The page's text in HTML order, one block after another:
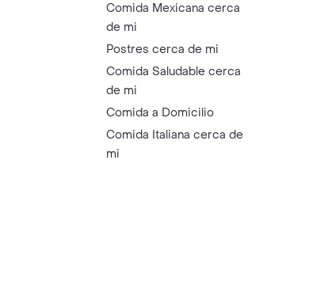
Comida Mexicana cerca
de mi
Postres cerca de mi
Comida Saludable cerca
de mi
Comida a Domicilio
Comida Italiana cerca de
mi